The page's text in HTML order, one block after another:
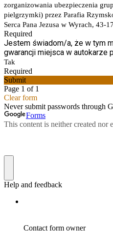
zorganizowania ubezpieczenia
pielgrzymki) przez Parafia
Serca Pana Jezusa w Wyrach, 43-
Required
Jestem świadom/a, że w tym
gwarancji miejsca w autokarze
Tak
Required
Submit
Page 1 of 1
Clear form
Never submit passwords through
Forms
This content is neither created nor
Help and feedback
Contact form owner